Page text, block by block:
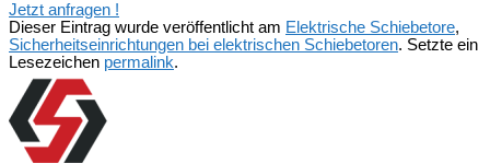
Jetzt anfragen !
Dieser Eintrag wurde veröffentlicht am Elektrische Schiebetore,
Sicherheitseinrichtungen bei elektrischen Schiebetoren. Setzte ein
Lesezeichen permalink.